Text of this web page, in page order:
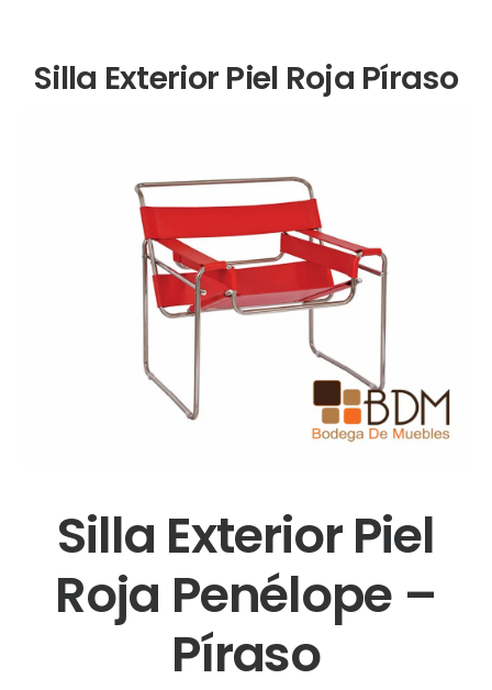
Silla Exterior Piel Roja Píraso
Silla Exterior Piel
Roja Penélope –
Píraso